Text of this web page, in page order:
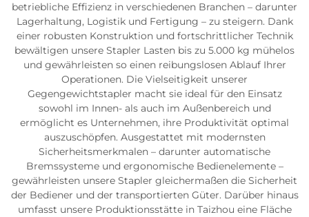
betriebliche Effizienz in verschiedenen Branchen – darunter
Lagerhaltung, Logistik und Fertigung – zu steigern. Dank
einer robusten Konstruktion und fortschrittlicher Technik
bewältigen unsere Stapler Lasten bis zu 5.000 kg mühelos
und gewährleisten so einen reibungslosen Ablauf Ihrer
Operationen. Die Vielseitigkeit unserer
Gegengewichtstapler macht sie ideal für den Einsatz
sowohl im Innen- als auch im Außenbereich und
ermöglicht es Unternehmen, ihre Produktivität optimal
auszuschöpfen. Ausgestattet mit modernsten
Sicherheitsmerkmalen – darunter automatische
Bremssysteme und ergonomische Bedienelemente –
gewährleisten unsere Stapler gleichermaßen die Sicherheit
der Bediener und der transportierten Güter. Darüber hinaus
umfasst unsere Produktionsstätte in Taizhou eine Fläche